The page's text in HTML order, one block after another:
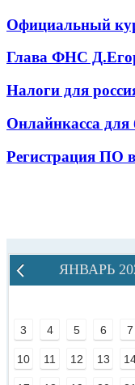
Официальный
Глава ФНС
Налоги для
Онлайнкасса для
Регистрация ПО
ЯНВАРЬ
3 4 5 6 7
10 11 12 13